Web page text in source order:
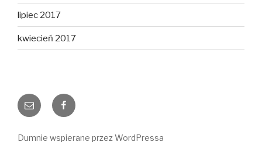
lipiec 2017
kwiecień 2017
E-
mail
Facebook
Dumnie wspierane przez WordPressa